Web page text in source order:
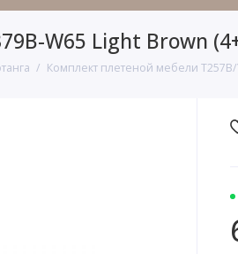
W65 Light Brown
Комплект плетеной мебели T257B/